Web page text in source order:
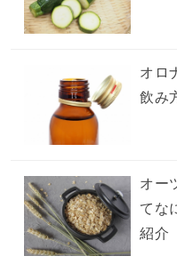
オロ
飲み
オー
てな
紹介